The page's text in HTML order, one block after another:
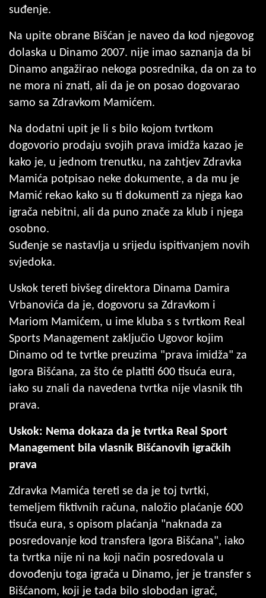
suđenje.
Na upite obrane Bišćan je naveo da kod njegovog
dolaska u Dinamo 2007. nije imao saznanja da bi
Dinamo angažirao nekoga posrednika, da on za to
ne mora ni znati, ali da je on posao dogovarao
samo sa Zdravkom Mamićem.
Na dodatni upit je li s bilo kojom tvrtkom
dogovorio prodaju svojih prava imidža kazao je
kako je, u jednom trenutku, na zahtjev Zdravka
Mamića potpisao neke dokumente, a da mu je
Mamić rekao kako su ti dokumenti za njega kao
igrača nebitni, ali da puno znače za klub i njega
osobno.
Suđenje se nastavlja u srijedu ispitivanjem novih
svjedoka.
Uskok tereti bivšeg direktora Dinama Damira
Vrbanovića da je, dogovoru sa Zdravkom i
Mariom Mamićem, u ime kluba s s tvrtkom Real
Sports Management zaključio Ugovor kojim
Dinamo od te tvrtke preuzima "prava imidža" za
Igora Bišćana, za što će platiti 600 tisuća eura,
iako su znali da navedena tvrtka nije vlasnik tih
prava.
Uskok: Nema dokaza da je tvrtka Real Sport
Management bila vlasnik Bišćanovih igračkih
prava
Zdravka Mamića tereti se da je toj tvrtki,
temeljem fiktivnih računa, naložio plaćanje 600
tisuća eura, s opisom plaćanja "naknada za
posredovanje kod transfera Igora Bišćana", iako
ta tvrtka nije ni na koji način posredovala u
dovođenju toga igrača u Dinamo, jer je transfer s
Bišćanom, koji je tada bilo slobodan igrač,